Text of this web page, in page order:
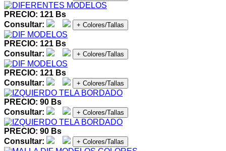
PRECIO: 121 Bs
Consultar:
+ Colores/Tallas
PRECIO: 121 Bs
Consultar:
+ Colores/Tallas
PRECIO: 121 Bs
Consultar:
+ Colores/Tallas
PRECIO: 90 Bs
Consultar:
+ Colores/Tallas
PRECIO: 90 Bs
Consultar:
+ Colores/Tallas